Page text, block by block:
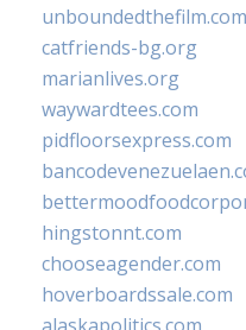
unboundedthefilm.com
catfriends-bg.org
marianlives.org
waywardtees.com
pidfloorsexpress.com
hingstonnt.com
chooseagender.com
hoverboardssale.com